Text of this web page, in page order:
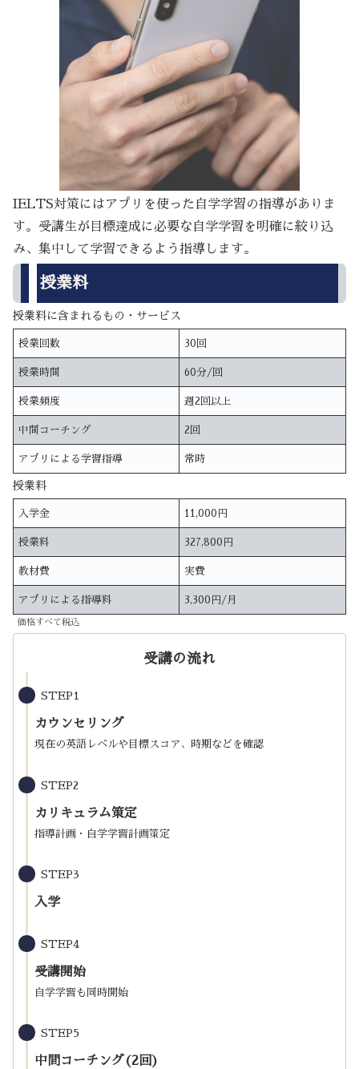
IELTS対策にはアプリを使った自学学習の指導がありま
す。受講生が目標達成に必要な自学学習を明確に絞り込
み、集中して学習できるよう指導します。
授業料
授業料に含まれるもの・サービス
授業回数 30回
授業時間 60分/回
授業頻度 週2回以上
中間コーチング 2回
アプリによる学習指導 常時
授業料
入学金 11,000円
授業料 327,800円
教材費 実費
アプリによる指導料 3,300円/月
価格すべて税込
受講の流れ
STEP1
カウンセリング
現在の英語レベルや目標スコア、時期などを確認
STEP2
カリキュラム策定
指導計画・自学学習計画策定
STEP3
入学
STEP4
受講開始
自学学習も同時開始
STEP5
中間コーチング(2回)